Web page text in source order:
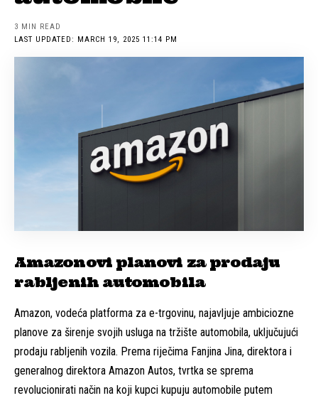
LAST UPDATED: MARCH 19, 2025 11:14 PM
3 MIN READ
Amazonovi planovi za prodaju
rabljenih automobila
Amazon, vodeća platforma za e-trgovinu, najavljuje ambiciozne
planove za širenje svojih usluga na tržište automobila, uključujući
prodaju rabljenih vozila. Prema riječima Fanjina Jina, direktora i
generalnog direktora Amazon Autos, tvrtka se sprema
revolucionirati način na koji kupci kupuju automobile putem